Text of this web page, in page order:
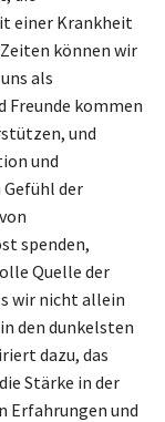
einer Krankheit
können wir
als
Freunde kommen
und
und
der
spenden,
Quelle der
wir nicht allein
den dunkelsten
dazu, das
Stärke in der
Erfahrungen und